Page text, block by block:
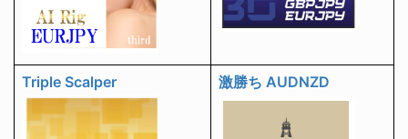
Triple Scalper 激勝ち AUDNZD